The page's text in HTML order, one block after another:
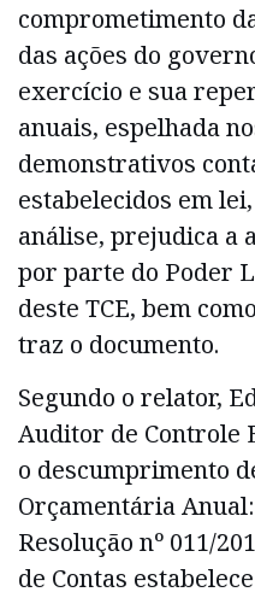
comprometimento
das ações do
exercício e sua
anuais, espelhada
demonstrativos
estabelecidos em
análise, prejudica a
por parte do Poder
deste TCE, bem
traz o documento.
Segundo o relator,
Auditor de Controle
o descumprimento
Orçamentária
Resolução nº 011/
de Contas